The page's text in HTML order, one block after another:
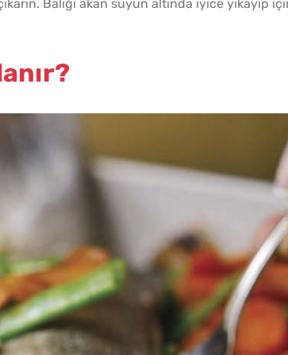
Balığı akan suyun altında iyice yıkayıp